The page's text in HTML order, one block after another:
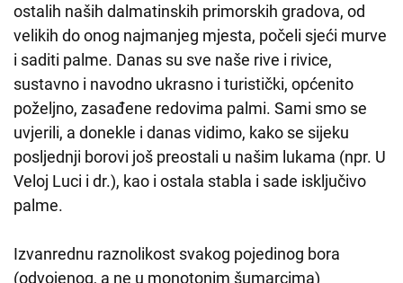
ostalih naših dalmatinskih primorskih gradova, od
velikih do onog najmanjeg mjesta, počeli sjeći murve
i saditi palme. Danas su sve naše rive i rivice,
sustavno i navodno ukrasno i turistički, općenito
poželjno, zasađene redovima palmi. Sami smo se
uvjerili, a donekle i danas vidimo, kako se sijeku
posljednji borovi još preostali u našim lukama (npr. U
Veloj Luci i dr.), kao i ostala stabla i sade isključivo
palme.
Izvanrednu raznolikost svakog pojedinog bora
(odvojenog, a ne u monotonim šumarcima)